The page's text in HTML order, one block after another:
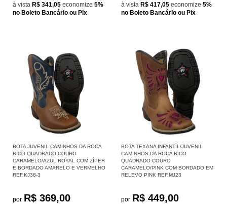
à vista R$ 341,05 economize 5%
no Boleto Bancário ou Pix
à vista R$ 417,05 economize 5%
no Boleto Bancário ou Pix
BOTA JUVENIL CAMINHOS DA ROÇA
BICO QUADRADO COURO
CARAMELO/AZUL ROYAL COM ZÍPER
E BORDADO AMARELO E VERMELHO
REF.KJ38-3
por R$ 369,00
BOTA TEXANA INFANTIL/JUVENIL
CAMINHOS DA ROÇA BICO
QUADRADO COURO
CARAMELO/PINK COM BORDADO EM
RELEVO PINK REF.MJ23
por R$ 449,00